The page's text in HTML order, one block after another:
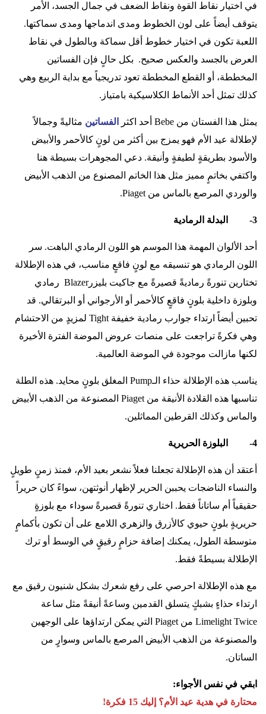
في اختيار نقاط القوة ونقاط الضعف في جمال الجسد، الأمر
يتوقف أيضاً على لون الخطوط ومدى اندماجها ومدى سماكتها.
اللعبة تكون في اختيار خطوط أقل سماكة وبالطول في نقاط
العرض بالجسد والعكس صحيح. بكل حالٍ فإن الفساتين
المخططة، أو القطع المخططة تعود تدريجياً مع بداية الربيع وهي
كذلك تمثل أحد الأنماط الكلاسيكية بامتياز.
يمثل هذا الفستان من Bebe أحد اكثر الفساتين مثاليةً وجمالاً
لإطلالة عيد الأم فهو يمزج بين أكثر من لونٍ كالأحمر والأبيض
والأسود بطريقةٍ لطيفةٍ وأنيقة. دعي المجوهرات بسيطة هنا
واكتفي بخاتمٍ مميز مثل هذا الخاتم المصنوع من الذهب الأبيض
والوردي المرصع بالماس من Piaget
.
3- البدلة الرمادية
أحد الألوان المهمة هذا الموسم هو اللون الرمادي الباهت. سر
اللون الرمادي هو تنسيقه مع لونٍ فاقعٍ مناسب، في هذه الإطلالة
تختارين تنورةً رماديةً قصيرةً مع جاكيت بليزرBlazer رمادي
وبلوزة داخلية بلونٍ فاقعٍ كالأحمر أو الأرجواني أو البرتقالي. قد
تحبين أيضاً ارتداء جوارب رمادية خفيفة Tight لمزيدٍ من الاحتشام
وهي فكرةً تراجعت على منصات عروض الموضة الفترة الأخيرة
لكنها مازالت موجودة في الموضة العالمية.
يناسب هذه الإطلالة حذاء الـPump المغلق بلونٍ محايد. هذه الطلة
تناسبها هذه القلادة الأنيقة من Piaget المصنوعة من الذهب الأبيض
والماس وكذلك القرطين المماثلين.
4- البلوزة الحريرية
أعتقد أن هذه الإطلالة تجعلنا فعلاً نشعر بعيد الأم، فمنذ زمنٍ طويلٍ
والنساء الناضجات يحببن الحرير لإظهار أنوثتهن، سواءً كان حريراً
حقيقياً أم ساتاناً فقط. اختاري تنورةً قصيرةً سوداء مع بلوزةٍ
حريريةٍ بلونٍ حيوي كالأزرق والزهري اللامع على أن تكون بأكمامٍ
متوسطة الطول، يمكنك إضافة حزامٍ رقيقٍ في الوسط أو ترك
الإطلالة بسيطةً فقط.
مع هذه الإطلالة احرصي على رفع شعرك بشكل شنيون رقيق مع
ارتداء حذاءٍ بشبكٍ يتسلق القدمين وساعةً أنيقةً مثل ساعة
Limelight Twice من Piaget التي يمكن ارتداؤها على الوجهين
والمصنوعة من الذهب الأبيض المرصع بالماس وسوارٍ من
الساتان.
ابقي في نفس الأجواء:
محتارة في هدية عيد الأم؟ إليك 15 فكرة!